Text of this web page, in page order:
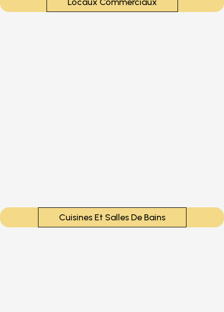
Cuisines Et Salles De Bains